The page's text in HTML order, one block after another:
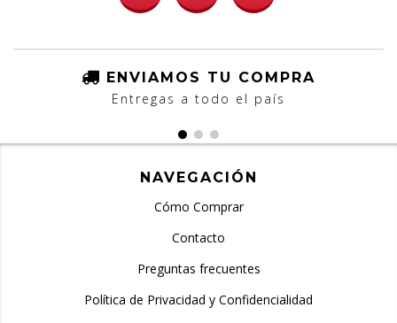
ENVIAMOS TU COMPRA
Entregas a todo el país
NAVEGACIÓN
Cómo Comprar
Contacto
Preguntas frecuentes
Política de Privacidad y Confidencialidad